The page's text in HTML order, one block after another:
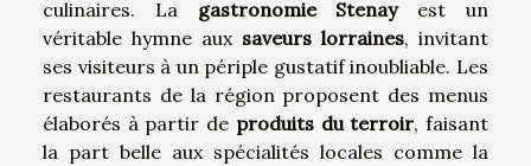
culinaires. La gastronomie Stenayest un
véritable hymne aux saveurs lorraines, invitant
ses visiteurs à un périple gustatif inoubliable. Les
restaurants de la région proposent des menus
élaborés à partir de produits du terroir, faisant
la part belle aux spécialités locales comme la